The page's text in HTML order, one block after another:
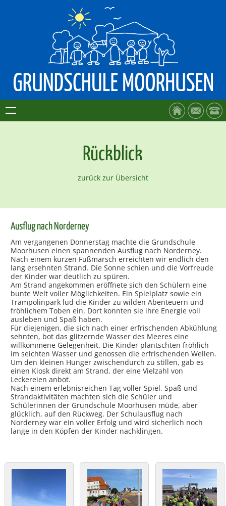
Rückblick
zurück zur Übersicht
Ausflug nach Norderney
Am vergangenen Donnerstag machte die Grundschule
Moorhusen einen spannenden Ausflug nach Norderney.
Nach einem kurzen Fußmarsch erreichten wir endlich den
lang ersehnten Strand. Die Sonne schien und die Vorfreude
der Kinder war deutlich zu spüren.
Am Strand angekommen eröffnete sich den Schülern eine
bunte Welt voller Möglichkeiten. Ein Spielplatz sowie ein
Trampolinpark lud die Kinder zu wilden Abenteuern und
fröhlichem Toben ein. Dort konnten sie ihre Energie voll
ausleben und Spaß haben.
Für diejenigen, die sich nach einer erfrischenden Abkühlung
sehnten, bot das glitzernde Wasser des Meeres eine
willkommene Gelegenheit. Die Kinder plantschten fröhlich
im seichten Wasser und genossen die erfrischenden Wellen.
Um den kleinen Hunger zwischendurch zu stillen, gab es
einen Kiosk direkt am Strand, der eine Vielzahl von
Leckereien anbot.
Nach einem erlebnisreichen Tag voller Spiel, Spaß und
Strandaktivitäten machten sich die Schüler und
Schülerinnen der Grundschule Moorhusen müde, aber
glücklich, auf den Rückweg. Der Schulausflug nach
Norderney war ein voller Erfolg und wird sicherlich noch
lange in den Köpfen der Kinder nachklingen.